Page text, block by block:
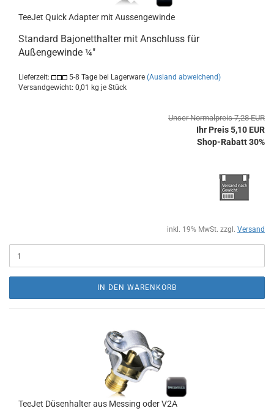
TeeJet Quick Adapter mit Aussengewinde
Standard Bajonetthalter mit Anschluss für
Außengewinde ¼"
Lieferzeit: 5-8 Tage bei Lagerware (Ausland abweichend)
Versandgewicht: 0,01 kg je Stück
Unser Normalpreis 7,28 EUR
Ihr Preis 5,10 EUR
Shop-Rabatt 30%
inkl. 19% MwSt. zzgl. Versand
IN DEN WARENKORB
TeeJet Düsenhalter aus Messing oder V2A